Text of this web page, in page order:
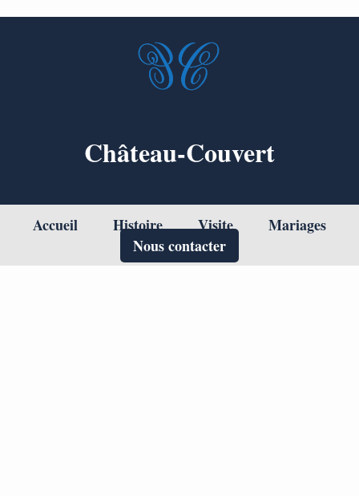
Château-Couvert
Accueil Histoire Visite
Mariages
Nous contacter